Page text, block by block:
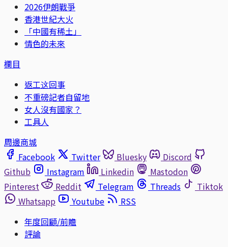
2026伊朗戰爭
香港世紀大火
「中國有稀土」
情色的未來
欄目
返工这回事
不重磅記者自留地
女人沒有國家？
工具人
周邊商城
Facebook
Twitter Bluesky
Discord
Github
Instagram Linkedin
Mastodon
Pinterest
Reddit Telegram Threads
Tiktok
Whatsapp
Youtube
RSS
年度回顧/前瞻
評論